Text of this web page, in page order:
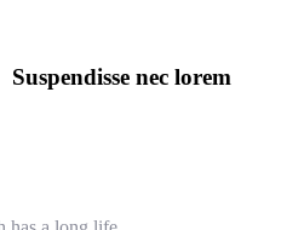
Suspendisse nec lorem